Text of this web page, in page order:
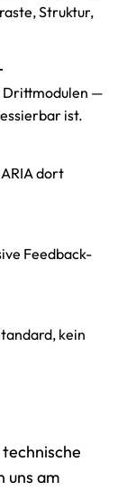
Struktur,
Drittmodulen —
ist.
dort
Feedback-
kein
uns am